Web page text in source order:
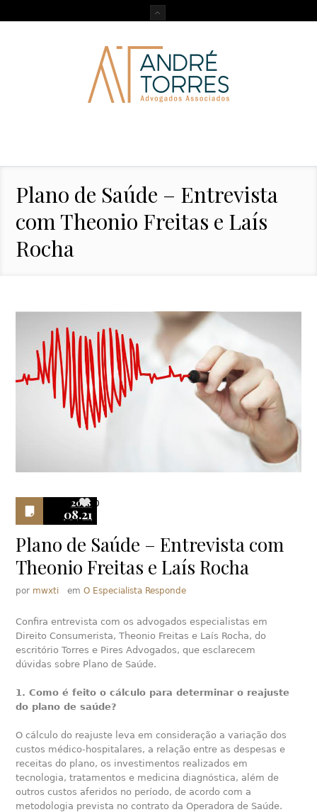
Plano de Saúde – Entrevista
com Theonio Freitas e Laís
Rocha
2018
08.21
0
Plano de Saúde – Entrevista com
Theonio Freitas e Laís Rocha
por mwxti emO Especialista Responde
Confira entrevista com os advogados especialistas em
Direito Consumerista, Theonio Freitas e Laís Rocha, do
escritório Torres e Pires Advogados, que esclarecem
dúvidas sobre Plano de Saúde.
1. Como é feito o cálculo para determinar o reajuste
do plano de saúde?
O cálculo do reajuste leva em consideração a variação dos
custos médico-hospitalares, a relação entre as despesas e
receitas do plano, os investimentos realizados em
tecnologia, tratamentos e medicina diagnóstica, além de
outros custos aferidos no período, de acordo com a
metodologia prevista no contrato da Operadora de Saúde.